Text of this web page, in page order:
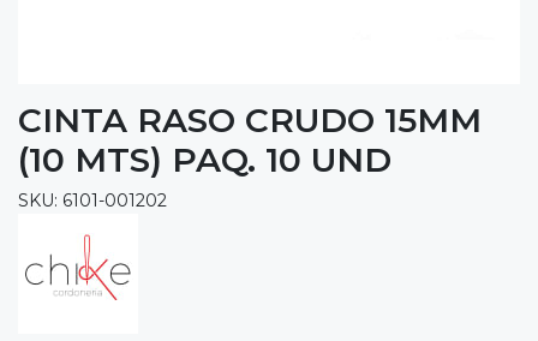
CINTA RASO CRUDO 15MM
(10 MTS) PAQ. 10 UND
SKU: 6101-001202